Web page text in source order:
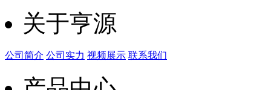
关于亨源
公司简介 公司实力 视频展示 联系我们